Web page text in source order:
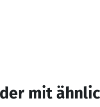
mit